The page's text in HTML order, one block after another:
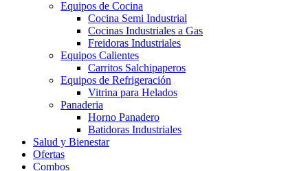
Equipos de Cocina
Cocina Semi Industrial
Cocinas Industriales a Gas
Freidoras Industriales
Equipos Calientes
Carritos Salchipaperos
Equipos de Refrigeración
Vitrina para Helados
Panaderia
Horno Panadero
Batidoras Industriales
Salud y Bienestar
Ofertas
Combos